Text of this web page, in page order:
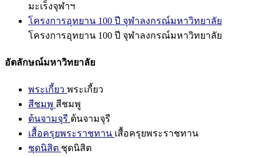
มะเร็งจุฬาฯ
โครงการอุทยาน 100 ปี จุฬาลงกรณ์มหาวิทยาลัย
โครงการอุทยาน 100 ปี จุฬาลงกรณ์มหาวิทยาลัย
อัตลักษณ์มหาวิทยาลัย
พระเกี้ยว พระเกี้ยว
สีชมพู สีชมพู
ต้นจามจุรี ต้นจามจุรี
เสื้อครุยพระราชทาน เสื้อครุยพระราชทาน
ชุดนิสิต ชุดนิสิต